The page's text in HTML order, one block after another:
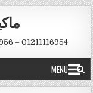
Skip to content
01211116954 – 01211116956 – 01221696797 – 01211116958
MENU